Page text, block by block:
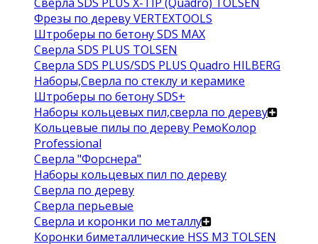
Фрезы по дереву VERTEXTOOLS
Штроберы по бетону SDS MAX
Сверла SDS PLUS TOLSEN
Сверла SDS PLUS/SDS PLUS Quadro HILBERG
Наборы,Сверла по стеклу и керамике
Штроберы по бетону SDS+
Наборы кольцевых пил,сверла по дереву
Кольцевые пилы по дереву РемоКолор
Professional
Сверла "Форснера"
Наборы кольцевых пил по дереву
Сверла по дереву
Сверла перьевые
Сверла и коронки по металлу
Коронки биметаллические HSS M3 TOLSEN